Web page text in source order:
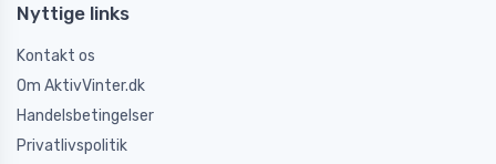
Nyttige links
Kontakt os
Om AktivVinter.dk
Handelsbetingelser
Privatlivspolitik